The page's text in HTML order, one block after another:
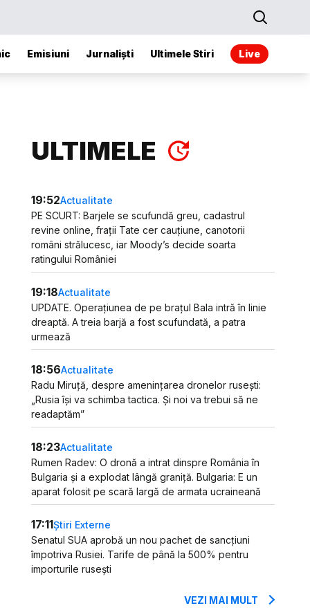
Emisiuni Jurnaliști Ultimele Stiri Live
ULTIMELE
19:52Actualitate
PE SCURT: Barjele se scufundă greu, cadastrul
revine online, frații Tate cer cauțiune, canotorii
români strălucesc, iar Moody’s decide soarta
ratingului României
19:18Actualitate
UPDATE. Operațiunea de pe brațul Bala intră în linie
dreaptă. A treia barjă a fost scufundată, a patra
urmează
18:56Actualitate
Radu Miruță, despre amenințarea dronelor rusești:
„Rusia își va schimba tactica. Și noi va trebui să ne
readaptăm”
18:23Actualitate
Rumen Radev: O dronă a intrat dinspre România în
Bulgaria și a explodat lângă graniță. Bulgaria: E un
aparat folosit pe scară largă de armata ucraineană
17:11Știri Externe
Senatul SUA aprobă un nou pachet de sancțiuni
împotriva Rusiei. Tarife de până la 500% pentru
importurile rusești
VEZI MAI MULT